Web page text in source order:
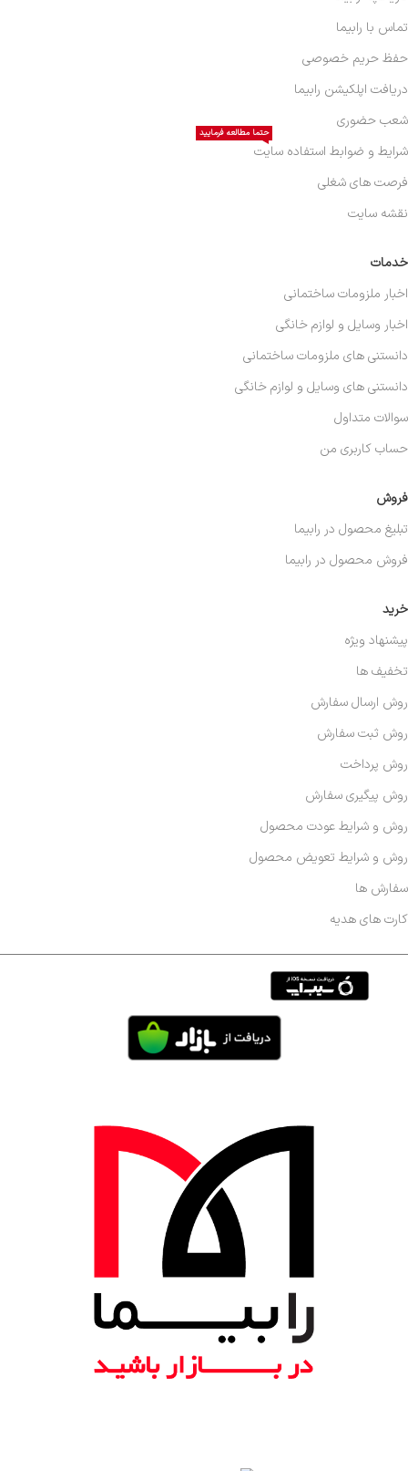
خرید
پیشنهاد ویژه
تخفیف ها
روش ارسال سفارش
روش ثبت سفارش
روش پرداخت
روش پیگیری سفارش
روش و شرایط عودت محصول
روش و شرایط تعویض محصول
سفارش ها
کارت های هدیه
فروش
تبلیغ محصول در رابیما
فروش محصول در رابیما
خدمات
اخبار ملزومات ساختمانی
اخبار وسایل و لوازم خانگی
دانستنی های ملزومات ساختمانی
دانستنی های وسایل و لوازم خانگی
سوالات متداول
حساب کاربری من
تماس با رابیما
حفظ حریم خصوصی
دریافت اپلکیشن رابیما
شعب حضوری
شرایط و ضوابط استفاده سایت
حتما مطالعه فرمایید
فرصت های شغلی
نقشه سایت